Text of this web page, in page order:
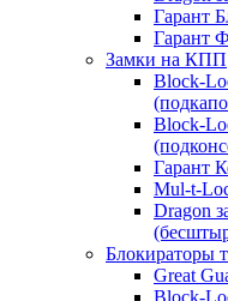
Гарант
Гарант
Замки на КПП
Block-
Block-
Гарант
Mul-t-
Dragon
Блокираторы
Great
Block-